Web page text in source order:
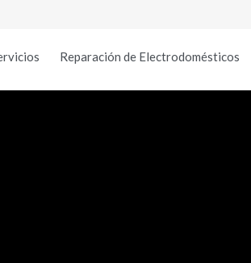
Reparación de Electrodomésticos